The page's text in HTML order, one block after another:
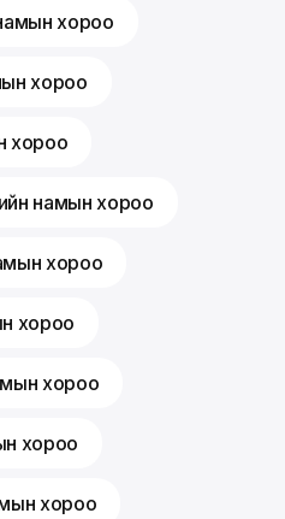
хороо
хороо
хороо
намын хороо
хороо
хороо
хороо
хороо
хороо